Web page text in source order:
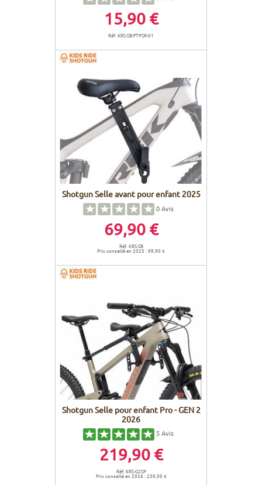
15,90 €
Réf. KRS-SB-FTPSR-01
Shotgun Selle avant pour enfant 2025
0Avis
69,90 €
Réf. KRS-SB
Prix conseillé en 2025 : 99,90 €
Shotgun Selle pour enfant Pro - GEN 2
2026
5Avis
219,90 €
Réf. KRS-G2SP
Prix conseillé en 2026 : 239,00 €